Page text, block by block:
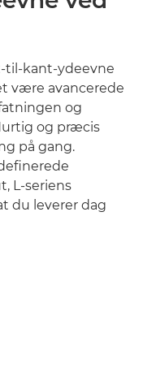
til-kant-ydeevne
være avancerede
og
og præcis
på gang.
L-seriens
du leverer dag